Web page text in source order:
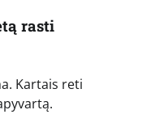
rasti
Kartais reti